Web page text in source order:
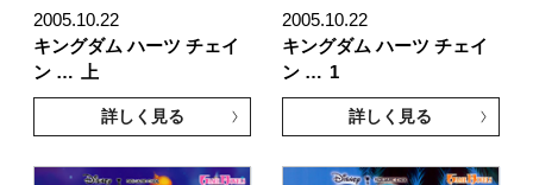
2005.10.22
キングダム ハーツ チェイ
ン …
上
詳しく見る
2005.10.22
キングダム ハーツ チェイ
ン … 1
詳しく見る